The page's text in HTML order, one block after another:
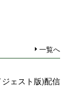
一覧へ
ェスト版)配信